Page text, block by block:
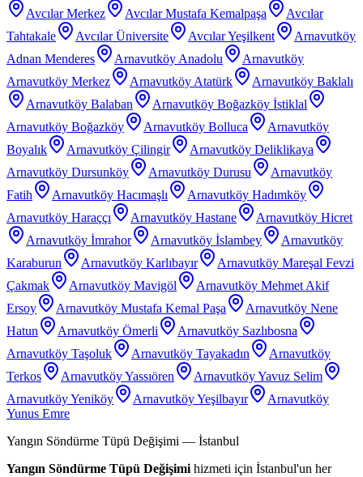
Avcılar Merkez Avcılar Mustafa Kemalpaşa
Avcılar
Tahtakale
Avcılar Üniversite Avcılar Yeşilkent
Arnavutköy
Adnan Menderes
Arnavutköy Anadolu
Arnavutköy
Arnavutköy Merkez
Arnavutköy Atatürk
Arnavutköy Baklalı
Arnavutköy Balaban
Arnavutköy Boğazköy İstiklal
Arnavutköy Boğazköy
Arnavutköy Bolluca
Arnavutköy
Boyalık
Arnavutköy Çilingir
Arnavutköy Deliklikaya
Arnavutköy Dursunköy
Arnavutköy Durusu
Arnavutköy
Fatih
Arnavutköy Hacımaşlı
Arnavutköy Hadımköy
Arnavutköy Haraççı
Arnavutköy Hastane
Arnavutköy Hicret
Arnavutköy İmrahor
Arnavutköy İslambey
Arnavutköy
Karaburun
Arnavutköy Karlıbayır
Arnavutköy Mareşal Fevzi
Çakmak
Arnavutköy Mavigöl
Arnavutköy Mehmet Akif
Ersoy
Arnavutköy Mustafa Kemal Paşa
Arnavutköy Nene
Hatun
Arnavutköy Ömerli
Arnavutköy Sazlıbosna
Arnavutköy Taşoluk
Arnavutköy Tayakadın
Arnavutköy
Terkos
Arnavutköy Yassıören
Arnavutköy Yavuz Selim
Arnavutköy Yeniköy
Arnavutköy Yeşilbayır
Arnavutköy
Yunus Emre
Yangın Söndürme Tüpü Değişimi — İstanbul
Yangın Söndürme Tüpü Değişimihizmeti için İstanbul'un her